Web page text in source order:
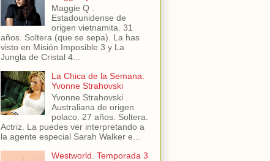
Maggie Q .
Estadounidense de
origen vietnamita. 31
años. Soltera (que se sepa). La has
visto en Misión Imposible 3 y La
Jungla de Cristal 4...
La Chica de la Semana:
Yvonne Strahovski
Yvonne Strahovski .
Australiana de origen
polaco. 27 años. Soltera.
Actriz. La puedes ver interpretando a
la agente especial Sarah Walker e...
Westworld. Temporada 3